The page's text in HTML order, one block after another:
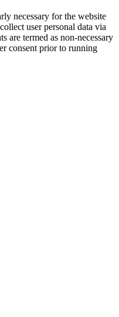
necessary for the website
user personal data via
are termed as non-necessary
consent prior to running